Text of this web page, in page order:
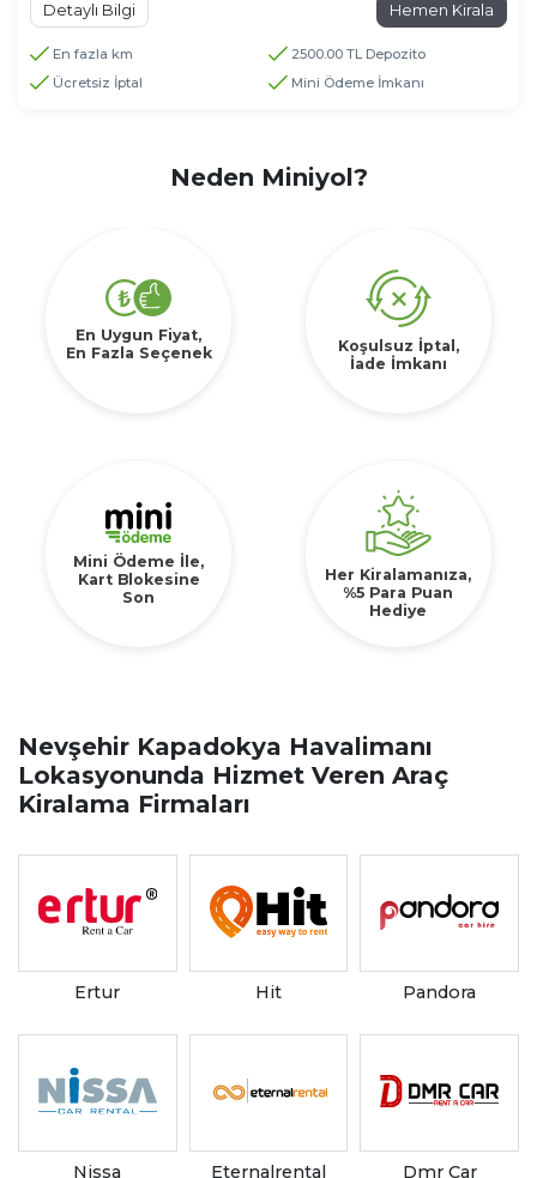
Detaylı Bilgi Hemen Kirala
En fazla km
2500.00 TL Depozito
Ücretsiz İptal
Mini Ödeme İmkanı
Neden Miniyol?
En Uygun Fiyat,
En Fazla Seçenek
Koşulsuz İptal,
İade İmkanı
Mini Ödeme İle,
Kart Blokesine
Son
Her Kiralamanıza,
%5 Para Puan
Hediye
Nevşehir Kapadokya Havalimanı
Lokasyonunda Hizmet Veren Araç
Kiralama Firmaları
Ertur Hit Pandora
Nissa Eternalrental Dmr Car